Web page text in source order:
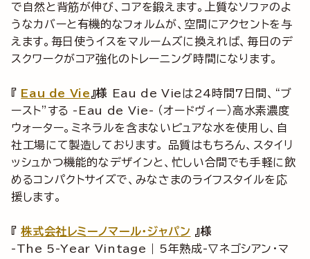
で自然と背筋が伸び、コアを鍛えます。上質なソファのよ
うなカバーと有機的なフォルムが、空間にアクセントを与
えます。毎日使うイスをマルームズに換えれば、毎日のデ
スクワークがコア強化のトレーニング時間になります。
『 Eau de Vie 』様
Eau de Vieは24時間7日間、“ブ
ースト”する -Eau de Vie- （オードヴィー）高水素濃度
ウォーター。ミネラルを含まないピュアな水を使用し、自
社工場にて製造しております。 品質はもちろん、スタイリ
ッシュかつ機能的なデザインと、忙しい合間でも手軽に飲
めるコンパクトサイズで、みなさまのライフスタイルを応
援します。
『株式会社レミーノマール・ジャパン 』様
-The 5-Year Vintage | 5年熟成-▽ネゴシアン・マ